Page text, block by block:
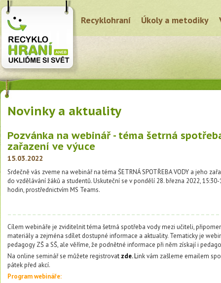
Recyklohraní Úkoly a metodiky
Novinky a aktuality
Pozvánka na webinář - téma šetrná
zařazení ve výuce
15.03.2022
Srdečně vás zveme na webinář na téma ŠETRNÁ SPOTŘEBA VODY a jeho
do vzdělávání žáků a studentů. Uskuteční se v pondělí 28. března 2022, 15:30-
hodin, prostřednictvím MS Teams.
Cílem webináře je zviditelnit téma šetrná spotřeba vody mezi učiteli,
materiály a zejména sdílet dostupné informace a aktuality. Tematicky je
pedagogy ZŠ a SŠ, ale věříme, že podnětné informace při něm získají i
Na online seminář se můžete registrovat zde.Link vám zašleme emailem
pátek před akcí.
Program webináře: